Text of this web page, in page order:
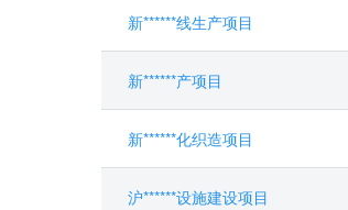
新******线生产项目
新******产项目
新******化织造项目
沪******设施建设项目